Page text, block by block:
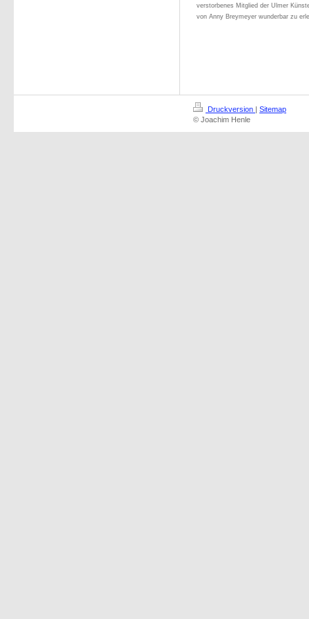
verstorbenes Mitglied der Ulmer
von Anny Breymeyer wunderbar zu
Druckversion | Sitemap
© Joachim Henle